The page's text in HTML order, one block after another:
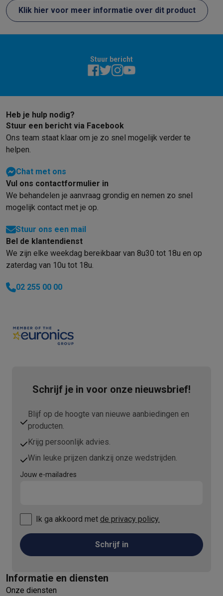
Klik hier voor meer informatie over dit product
Stuur bericht
Heb je hulp nodig?
Stuur een bericht via Facebook
Ons team staat klaar om je zo snel mogelijk verder te
helpen.
Chat met ons
Vul ons contactformulier in
We behandelen je aanvraag grondig en nemen zo snel
mogelijk contact met je op.
Stuur ons een mail
Bel de klantendienst
We zijn elke weekdag bereikbaar van 8u30 tot 18u en op
zaterdag van 10u tot 18u.
02 255 00 00
Schrijf je in voor onze nieuwsbrief!
Blijf op de hoogte van nieuwe aanbiedingen en
producten.
Krijg persoonlijk advies.
Win leuke prijzen dankzij onze wedstrijden.
Jouw e-mailadres
Ik ga akkoord met de privacy policy.
Schrijf in
Informatie en diensten
Onze diensten